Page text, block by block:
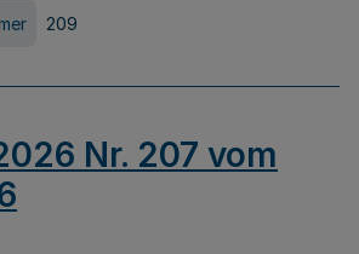
209
Nr. 207 vom